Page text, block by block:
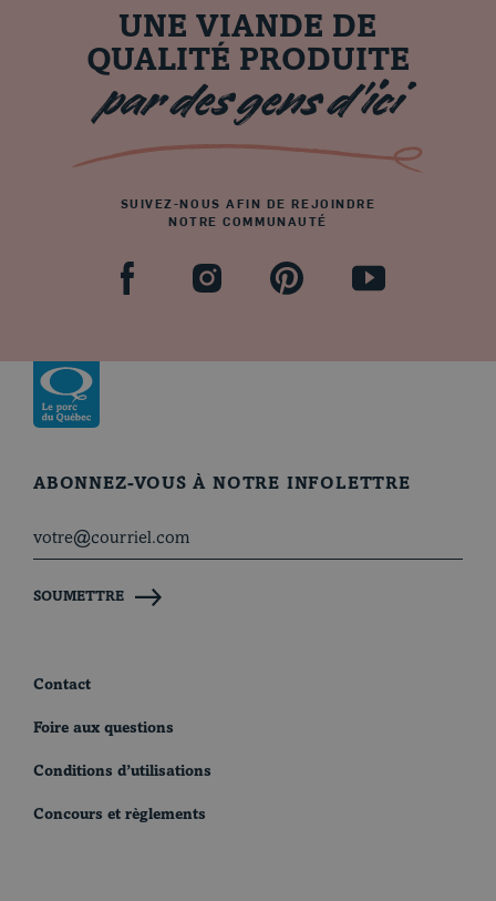
UNE VIANDE DE
QUALITÉ PRODUITE
par des gens d’ici
SUIVEZ-NOUS AFIN DE REJOINDRE
NOTRE COMMUNAUTÉ
Facebook Instagram Pinterest Youtube
Revenir à la page d’accueil
Contact
Foire aux questions
Conditions d’utilisations
Concours et règlements
ABONNEZ-VOUS À NOTRE INFOLETTRE
SOUMETTRE